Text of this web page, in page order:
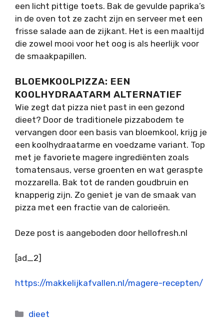
een licht pittige toets. Bak de gevulde paprika’s
in de oven tot ze zacht zijn en serveer met een
frisse salade aan de zijkant. Het is een maaltijd
die zowel mooi voor het oog is als heerlijk voor
de smaakpapillen.
BLOEMKOOLPIZZA: EEN
KOOLHYDRAATARM ALTERNATIEF
Wie zegt dat pizza niet past in een gezond
dieet? Door de traditionele pizzabodem te
vervangen door een basis van bloemkool, krijg je
een koolhydraatarme en voedzame variant. Top
met je favoriete magere ingrediënten zoals
tomatensaus, verse groenten en wat geraspte
mozzarella. Bak tot de randen goudbruin en
knapperig zijn. Zo geniet je van de smaak van
pizza met een fractie van de calorieën.
Deze post is aangeboden door hellofresh.nl
[ad_2]
https://makkelijkafvallen.nl/magere-recepten/
Categorieën
dieet